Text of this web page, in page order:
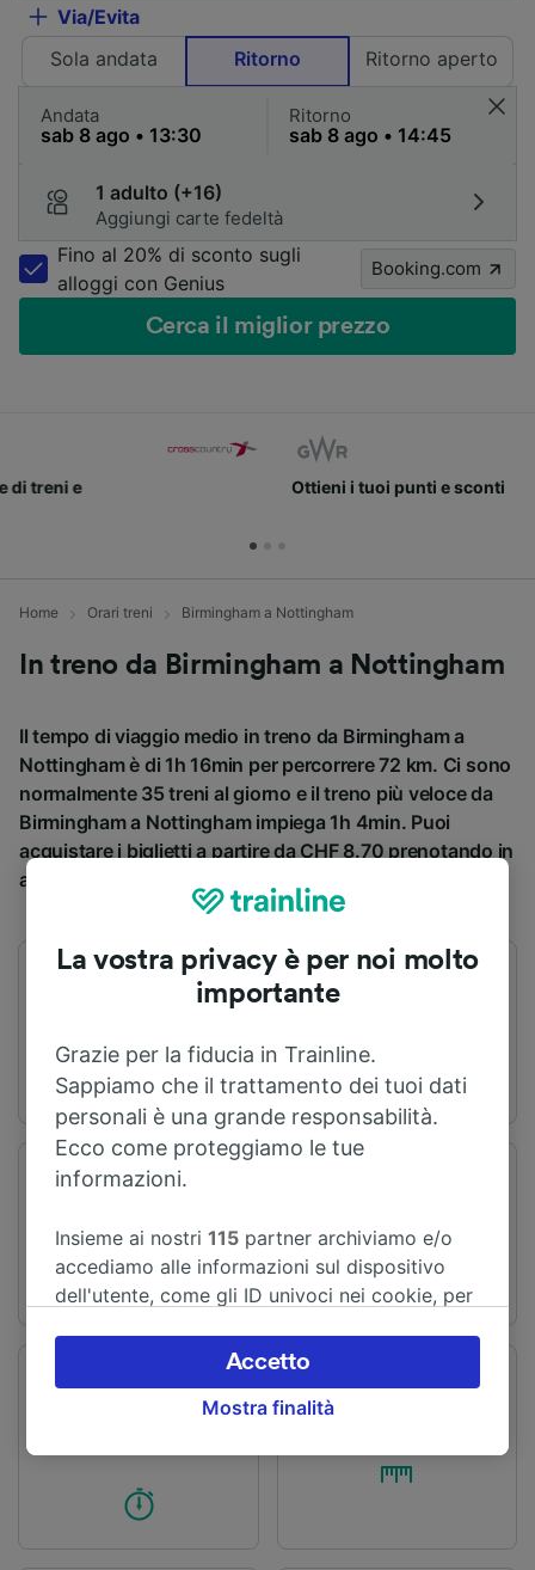
Via/Evita
Sola andata
Ritorno Ritorno aperto
Andata Ritorno
1 adulto (+16)
Aggiungi carte fedeltà
Fino al 20% di sconto sugli
alloggi con Genius
Booking.com
Cerca il miglior prezzo
Ottieni i tuoi punti e sconti
Home Orari treni Birmingham a Nottingham
In treno da Birmingham a Nottingham
Il tempo di viaggio medio in treno da Birmingham a
Nottingham è di 1h 16min per percorrere 72 km. Ci sono
normalmente 35 treni al giorno e il treno più veloce da
Birmingham a Nottingham impiega 1h 4min. Puoi
acquistare i biglietti a partire da CHF 8.70 prenotando in
anticipo.
Primo treno
Stazione di partenza
Tempo di
Distanza
La vostra privacy è per noi molto
importante
Grazie per la fiducia in Trainline.
Sappiamo che il trattamento dei tuoi dati
personali è una grande responsabilità.
Ecco come proteggiamo le tue
informazioni.
Insieme ai nostri115 partner archiviamo e/o
accediamo alle informazioni sul dispositivo
dell'utente, come gli ID univoci nei cookie, per
accettare o gestire le proprie scelte facendo
clic di seguito, tra cui il proprio diritto di
opporsi sulla base di un interesse legittimo o
dell'informativa sulla privacy. Queste scelte
verranno segnalate ai nostri partner e non
influenzeranno i dati sulla navigazione. I tuoi
dati non verranno usati a scopi di
Mostra finalità
Accetto